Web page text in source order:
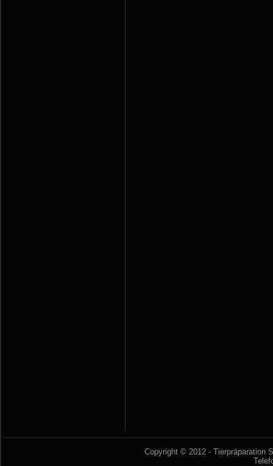
Copyright © 2012 - Tierpräparation